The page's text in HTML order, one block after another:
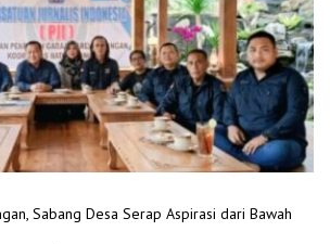
Sabang Desa Serap Aspirasi dari Bawah